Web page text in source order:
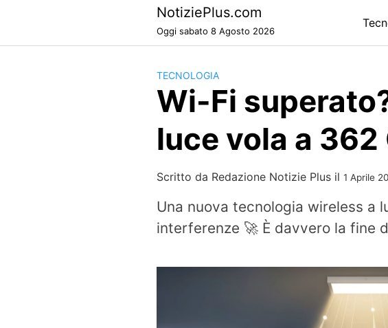
NotiziePlus.com
Oggi sabato 8 Agosto 2026
TECNOLOGIA
Wi-Fi
luce vola a 362
Scritto da Redazione Notizie Plus il 1 Aprile
Una nuova tecnologia wireless a
interferenze 🚀 È davvero la fine